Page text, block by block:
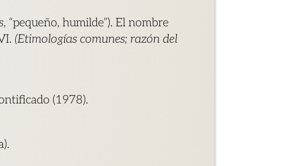
, “pequeño, humilde”). El nombre
(Etimologías comunes; razón del
(1978).